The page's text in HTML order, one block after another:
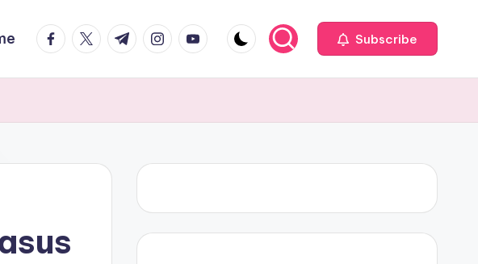
facebook.com
twitter.com
t.me instagram.com
youtube.com Subscribe